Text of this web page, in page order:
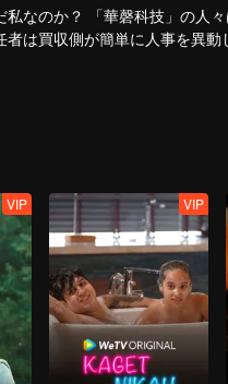
なのか？ 「華磬科技」の人
は買収側が簡単に人事を異
たきもしないような冷酷な人
年の間に、二人の男の子が男
ると決めた。五年後、二人は
VIP VIP